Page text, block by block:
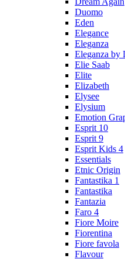
Duomo
Eden
Elegance
Eleganza
Eleganza by
Elie Saab
Elite
Elizabeth
Elysee
Elysium
Emotion
Esprit 10
Esprit 9
Esprit Kids 4
Essentials
Etnic Origin
Fantastika 1
Fantastika
Fantazia
Faro 4
Fiore Moire
Fiorentina
Fiore favola
Flavour